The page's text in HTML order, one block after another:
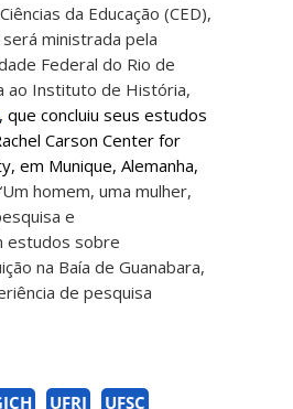
da Educação (CED),
ministrada pela
Federal do Rio de
ao Instituto de História,
, que concluiu seus estudos
Carson Center for
em Munique, Alemanha,
homem, uma mulher,
e
estudos sobre
na Baía de Guanabara,
de pesquisa
UFRJ UFSC